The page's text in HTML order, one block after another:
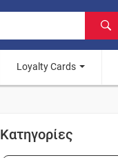
Loyalty Cards
Κατηγορίες